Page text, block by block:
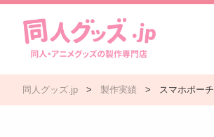
商品一覧
ご利用ガイド
同人グッズ.jp > 製作実績 > スマホポーチ